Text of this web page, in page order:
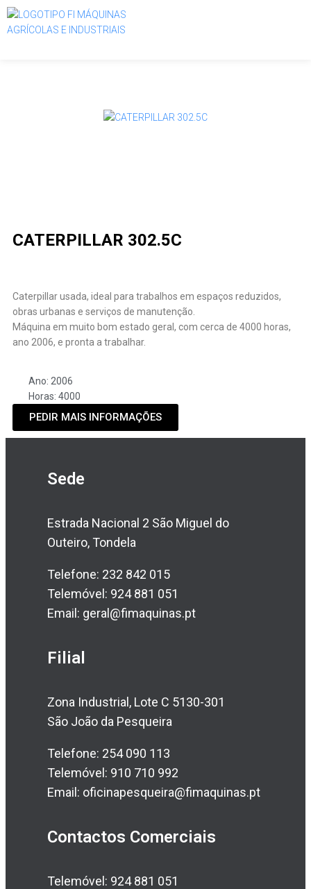
CATERPILLAR 302.5C
Caterpillar usada, ideal para trabalhos em espaços reduzidos,
obras urbanas e serviços de manutenção.
Máquina em muito bom estado geral, com cerca de 4000 horas,
ano 2006, e pronta a trabalhar.
Ano: 2006
Horas: 4000
PEDIR MAIS INFORMAÇÕES
Sede
Estrada Nacional 2 São Miguel do
Outeiro, Tondela
Telefone: 232 842 015
Telemóvel: 924 881 051
Email: geral@fimaquinas.pt
Filial
Zona Industrial, Lote C 5130-301
São João da Pesqueira
Telefone: 254 090 113
Telemóvel: 910 710 992
Email: oficinapesqueira@fimaquinas.pt
Contactos Comerciais
Telemóvel: 924 881 051